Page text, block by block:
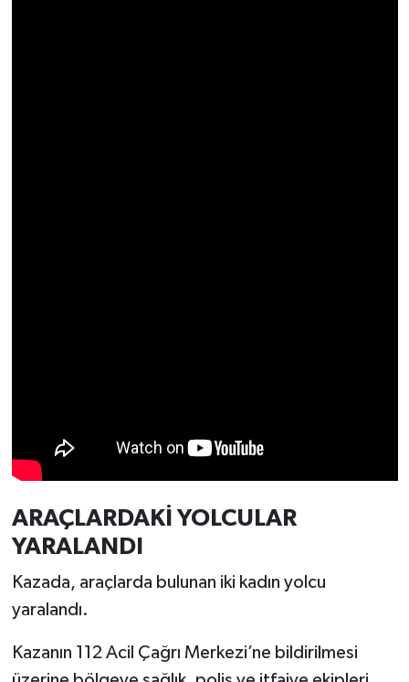
ARAÇLARDAKİ YOLCULAR
YARALANDI
Kazada, araçlarda bulunan iki kadın yolcu
yaralandı.
Kazanın 112 Acil Çağrı Merkezi’ne bildirilmesi
Spor
Teknoloji
Türkiye